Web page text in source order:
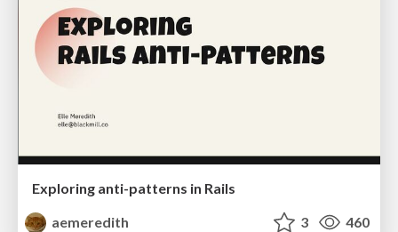
Exploring anti-patterns in Rails
aemeredith
3 460